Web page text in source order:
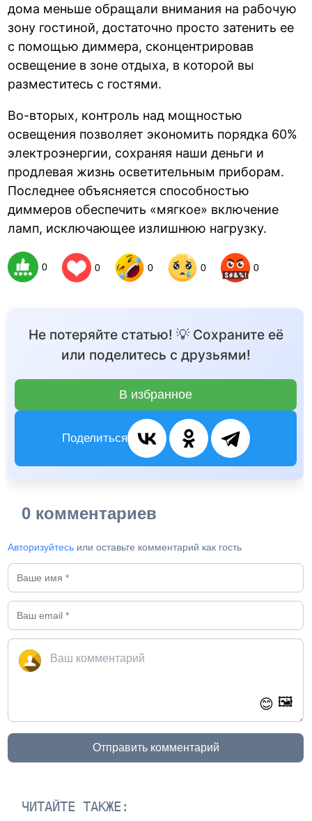
дома меньше обращали внимания на рабочую
зону гостиной, достаточно просто затенить ее
с помощью диммера, сконцентрировав
освещение в зоне отдыха, в которой вы
разместитесь с гостями.
Во-вторых, контроль над мощностью
освещения позволяет экономить порядка 60%
электроэнергии, сохраняя наши деньги и
продлевая жизнь осветительным приборам.
Последнее объясняется способностью
диммеров обеспечить «мягкое» включение
ламп, исключающее излишнюю нагрузку.
0 0 0 0 0
Не потеряйте статью! 💡 Сохраните её
или поделитесь с друзьями!
В избранное
Поделиться
0 комментариев
Авторизуйтесь или оставьте комментарий как гость
😊 🖼️
Отправить комментарий
ЧИТАЙТЕ ТАКЖЕ: